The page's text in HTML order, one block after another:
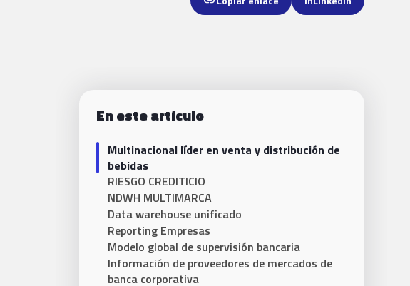
En este artículo
Multinacional líder en venta y distribución de
bebidas
RIESGO CREDITICIO
NDWH MULTIMARCA
Data warehouse unificado
Reporting Empresas
Modelo global de supervisión bancaria
Información de proveedores de mercados de
banca corporativa